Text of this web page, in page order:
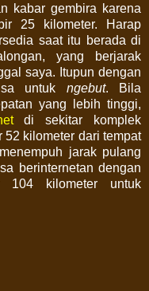
kabar gembira karena
25 kilometer. Harap
saat itu berada di
yang berjarak
saya. Itupun dengan
untuk ngebut. Bila
yang lebih tinggi,
di sekitar komplek
52 kilometer dari tempat
jarak pulang
berinternetan dengan
104 kilometer untuk